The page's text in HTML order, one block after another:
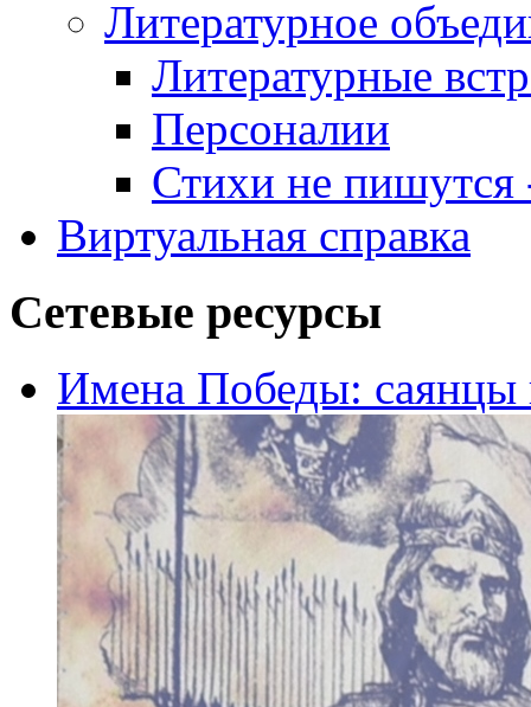
Литературное
Литературные
Персоналии
Стихи не пишутся
Виртуальная справка
Сетевые ресурсы
Имена Победы: саянцы